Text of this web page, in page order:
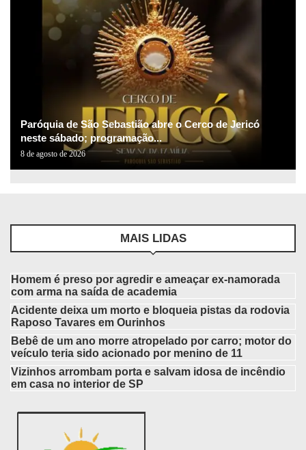
Paróquia de São Sebastião abre o Cerco de Jericó
neste sábado; programação...
8 de agosto de 2026
MAIS LIDAS
Homem é preso por agredir e ameaçar ex-namorada
com arma na saída de academia
Acidente deixa um morto e bloqueia pistas da rodovia
Raposo Tavares em Ourinhos
Bebê de um ano morre atropelado por carro; motor do
veículo teria sido acionado por menino de 11
Vizinhos arrombam porta e salvam idosa de incêndio
em casa no interior de SP